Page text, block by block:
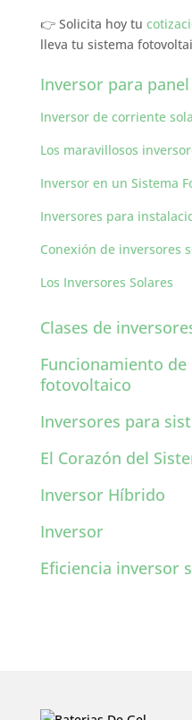
👉 Solicita hoy tu
lleva tu sistema
Inversor para
Inversor de corriente
Los maravillosos
Inversor en un Sistema
Inversores para
Conexión de inversores
Los Inversores Solares
Clases de
Funcionamiento
fotovoltaico
Inversores para
El Corazón del
Inversor Híbrido
Inversor
Eficiencia inversor